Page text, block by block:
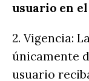
usuario en
2. Vigencia:
únicamente
usuario